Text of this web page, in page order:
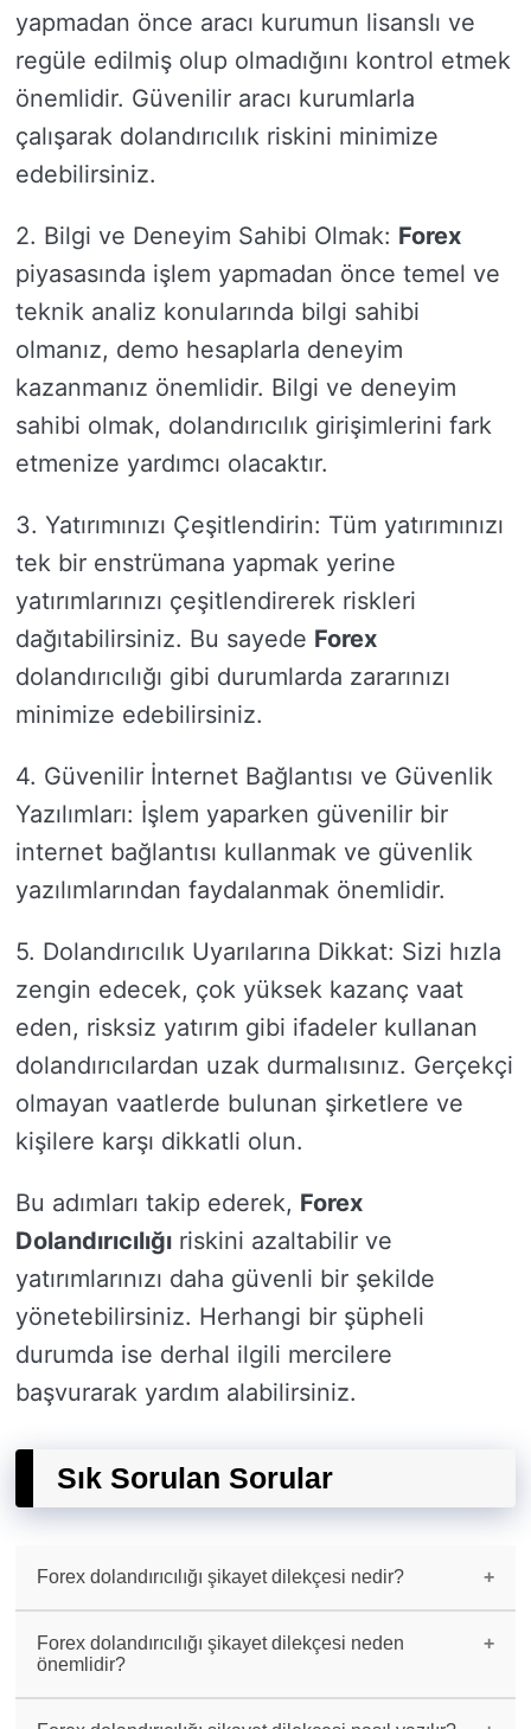
yapmadan önce aracı kurumun lisanslı ve
regüle edilmiş olup olmadığını kontrol etmek
önemlidir. Güvenilir aracı kurumlarla
çalışarak dolandırıcılık riskini minimize
edebilirsiniz.
2. Bilgi ve Deneyim Sahibi Olmak: Forex
piyasasında işlem yapmadan önce temel ve
teknik analiz konularında bilgi sahibi
olmanız, demo hesaplarla deneyim
kazanmanız önemlidir. Bilgi ve deneyim
sahibi olmak, dolandırıcılık girişimlerini fark
etmenize yardımcı olacaktır.
3. Yatırımınızı Çeşitlendirin: Tüm yatırımınızı
tek bir enstrümana yapmak yerine
yatırımlarınızı çeşitlendirerek riskleri
dağıtabilirsiniz. Bu sayede Forex
dolandırıcılığı gibi durumlarda zararınızı
minimize edebilirsiniz.
4. Güvenilir İnternet Bağlantısı ve Güvenlik
Yazılımları: İşlem yaparken güvenilir bir
internet bağlantısı kullanmak ve güvenlik
yazılımlarından faydalanmak önemlidir.
5. Dolandırıcılık Uyarılarına Dikkat: Sizi hızla
zengin edecek, çok yüksek kazanç vaat
eden, risksiz yatırım gibi ifadeler kullanan
dolandırıcılardan uzak durmalısınız. Gerçekçi
olmayan vaatlerde bulunan şirketlere ve
kişilere karşı dikkatli olun.
Bu adımları takip ederek, Forex
Dolandırıcılığı riskini azaltabilir ve
yatırımlarınızı daha güvenli bir şekilde
yönetebilirsiniz. Herhangi bir şüpheli
durumda ise derhal ilgili mercilere
başvurarak yardım alabilirsiniz.
Sık Sorulan Sorular
Forex dolandırıcılığı şikayet dilekçesi nedir?
haksız durumları ve taleplerini dile getirmek
amacıyla hazırlanan resmi bir belgedir.
Forex dolandırıcılığı şikayet dilekçesi neden
önemlidir?
korumaları ve yasal süreçleri başlatmaları için